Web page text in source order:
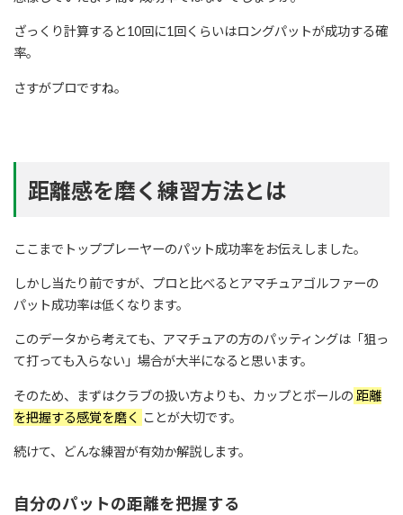
ざっくり計算すると10回に1回くらいはロングパットが成功する確
率。
さすがプロですね。
距離感を磨く練習方法とは
ここまでトッププレーヤーのパット成功率をお伝えしました。
しかし当たり前ですが、プロと比べるとアマチュアゴルファーの
パット成功率は低くなります。
このデータから考えても、アマチュアの方のパッティングは「狙っ
て打っても入らない」場合が大半になると思います。
そのため、まずはクラブの扱い方よりも、カップとボールの 距離
を把握する感覚を磨く ことが大切です。
続けて、どんな練習が有効か解説します。
自分のパットの距離を把握する